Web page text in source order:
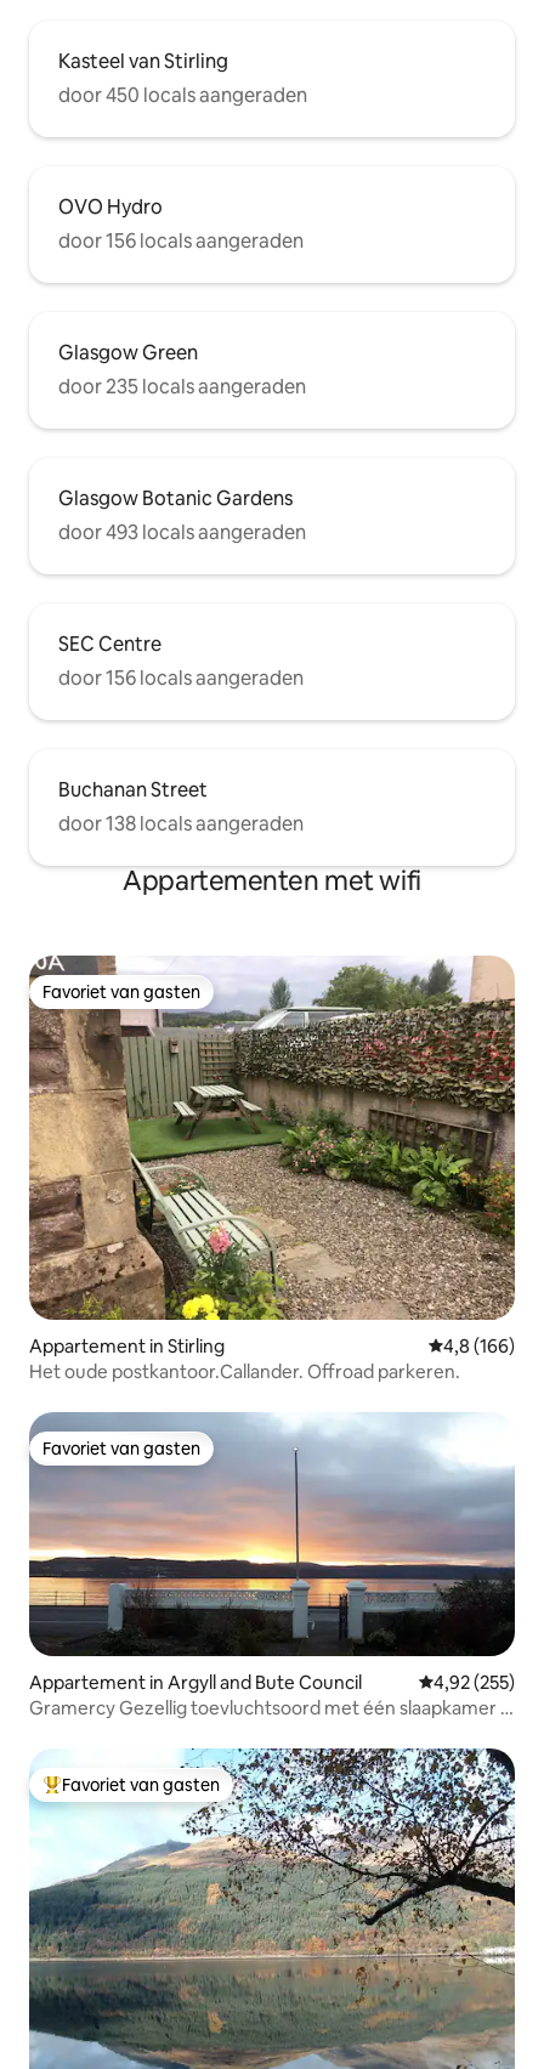
Kasteel van Stirling
door 450 locals aangeraden
OVO Hydro
door 156 locals aangeraden
Glasgow Green
door 235 locals aangeraden
Glasgow Botanic Gardens
door 493 locals aangeraden
SEC Centre
door 156 locals aangeraden
Buchanan Street
door 138 locals aangeraden
Appartementen met wifi
Favoriet van gasten
Favoriet van gasten
Appartement in Stirling Gemiddelde
4,8 (166)
Het oude postkantoor.Callander. Offroad parkeren.
Favoriet van gasten
Favoriet van gasten
Appartement in Argyll and Bute Council Gemiddelde
4,92 (255)
Gramercy Gezellig toevluchtsoord met één slaapkamer -
Topfavoriet van gasten
Favoriet van gasten